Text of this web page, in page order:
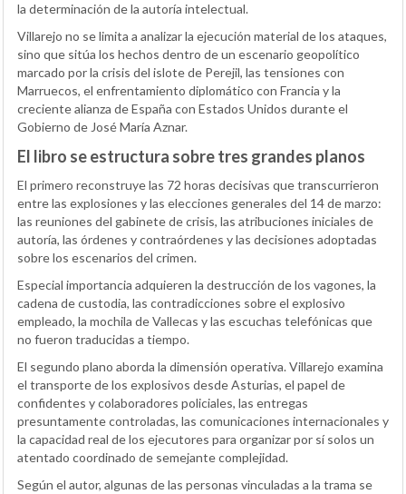
la determinación de la autoría intelectual.
Villarejo no se limita a analizar la ejecución material de los ataques,
sino que sitúa los hechos dentro de un escenario geopolítico
marcado por la crisis del islote de Perejil, las tensiones con
Marruecos, el enfrentamiento diplomático con Francia y la
creciente alianza de España con Estados Unidos durante el
Gobierno de José María Aznar.
El libro se estructura sobre tres grandes planos
El primero reconstruye las 72 horas decisivas que transcurrieron
entre las explosiones y las elecciones generales del 14 de marzo:
las reuniones del gabinete de crisis, las atribuciones iniciales de
autoría, las órdenes y contraórdenes y las decisiones adoptadas
sobre los escenarios del crimen.
Especial importancia adquieren la destrucción de los vagones, la
cadena de custodia, las contradicciones sobre el explosivo
empleado, la mochila de Vallecas y las escuchas telefónicas que
no fueron traducidas a tiempo.
El segundo plano aborda la dimensión operativa. Villarejo examina
el transporte de los explosivos desde Asturias, el papel de
confidentes y colaboradores policiales, las entregas
presuntamente controladas, las comunicaciones internacionales y
la capacidad real de los ejecutores para organizar por sí solos un
atentado coordinado de semejante complejidad.
Según el autor, algunas de las personas vinculadas a la trama se